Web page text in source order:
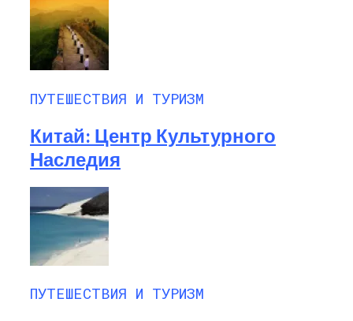
ПУТЕШЕСТВИЯ И ТУРИЗМ
Китай: Центр Культурного
Наследия
ПУТЕШЕСТВИЯ И ТУРИЗМ